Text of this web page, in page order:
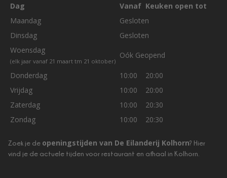
Dag Vanaf Keuken open tot
Maandag
Gesloten
Dinsdag
Gesloten
Woensdag
(elk jaar vanaf 21 maart tm 21 oktober)
Oók Geopend
Donderdag 10:00
20:00
Vrijdag
10:00
20:00
Zaterdag
10:00
20:30
Zondag
10:00 20:30
Zoek je de openingstijden van De Eilanderij Kolhorn? Hier
vind je de actuele tijden voor restaurant en afhaal in Kolhorn.